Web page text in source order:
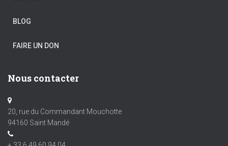
BLOG
FAIRE UN DON
Nous contacter
20, rue du Commandant Mouchotte
94160 Saint Mandé